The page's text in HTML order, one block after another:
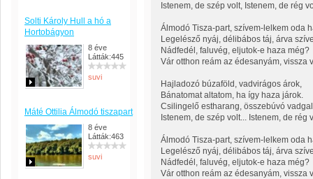
Solti Károly Hull a hó a
Hortobágyon
8 éve
Látták:445
suvi
Máté Ottilia Álmodó tiszapart
8 éve
Látták:463
suvi
Istenem, de szép volt, Istenem, de rég
Álmodó Tisza-part, szívem-lelkem oda
Legelésző nyáj, délibábos táj, árva
Nádfedél, faluvég, eljutok-e haza még?
Vár otthon reám az édesanyám, vissza
Hajladozó búzaföld, vadvirágos árok,
Bánatomat altatom, ha így haza járok.
Csilingelő estharang, összebúvó
Istenem, de szép volt... Istenem, de rég
Álmodó Tisza-part, szívem-lelkem oda
Legelésző nyáj, délibábos táj, árva
Nádfedél, faluvég, eljutok-e haza még?
Vár otthon reám az édesanyám, vissza